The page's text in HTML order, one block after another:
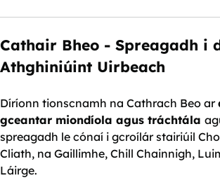
Cathair Bheo - Spreagadh i
Athghiniúint Uirbeach
Díríonn tionscnamh na Cathrach Beo ar
gceantar miondíola agus tráchtála
spreagadh le cónaí i gcroílár stairiúil
Cliath, na Gaillimhe, Chill Chainnigh,
Láirge.